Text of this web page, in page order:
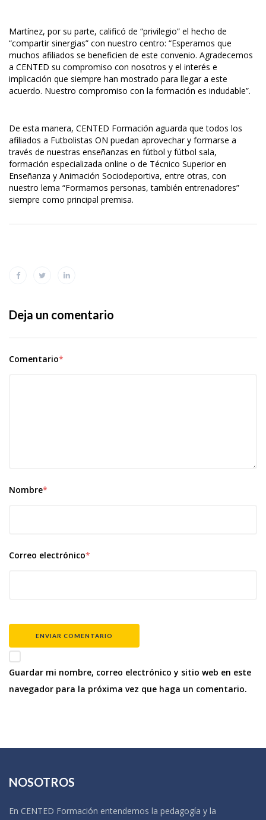
Martínez, por su parte, calificó de “privilegio” el hecho de
“compartir sinergias” con nuestro centro: “Esperamos que
muchos afiliados se beneficien de este convenio. Agradecemos
a CENTED su compromiso con nosotros y el interés e
implicación que siempre han mostrado para llegar a este
acuerdo. Nuestro compromiso con la formación es indudable”.
De esta manera, CENTED Formación aguarda que todos los
afiliados a Futbolistas ON puedan aprovechar y formarse a
través de nuestras enseñanzas en fútbol y fútbol sala,
formación especializada online o de Técnico Superior en
Enseñanza y Animación Sociodeportiva, entre otras, con
nuestro lema “Formamos personas, también entrenadores”
siempre como principal premisa.
Deja un comentario
Comentario*
Nombre*
Correo electrónico*
ENVIAR COMENTARIO
Guardar mi nombre, correo electrónico y sitio web en este
navegador para la próxima vez que haga un comentario.
NOSOTROS
En CENTED Formación entendemos la pedagogía y la